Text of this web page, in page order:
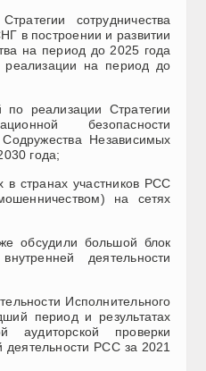
сотрудничества
в построении и развитии
на период до 2025 года
на период до
реализации Стратегии
безопасности
Содружества Независимых
года;
странах участников РСС
на сетях
обсудили большой блок
деятельности
Исполнительного
период и результатах
аудиторской проверки
деятельности РСС за 2021